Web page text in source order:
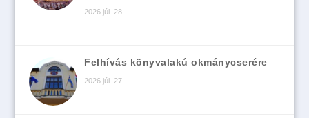
2026 júl. 28
Felhívás könyvalakú okmánycserére
2026 júl. 27